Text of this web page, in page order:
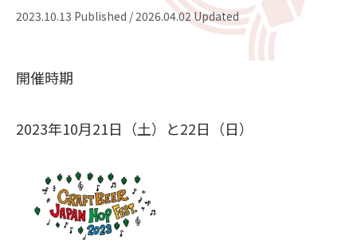
2023.10.13 Published / 2026.04.02 Updated
開催時期
2023年10月21日（土）と22日（日）